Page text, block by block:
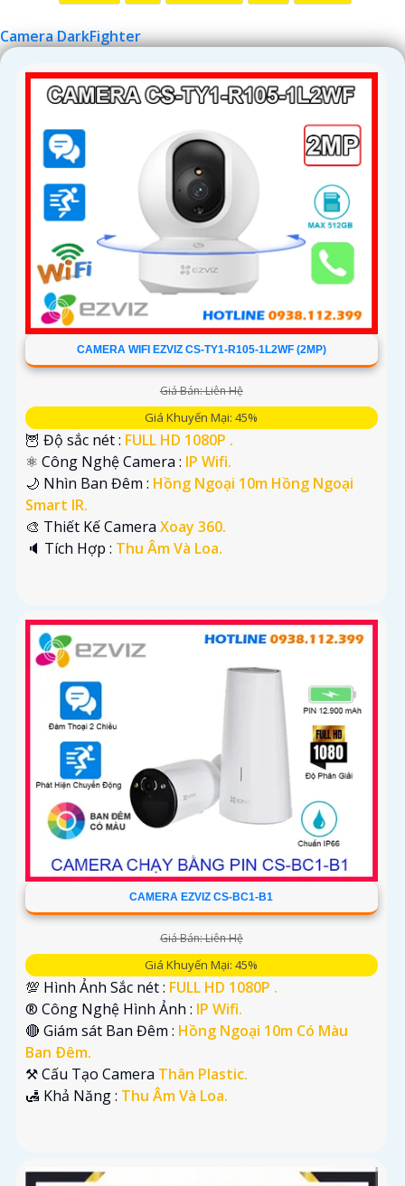
Camera DarkFighter
CAMERA WIFI EZVIZ CS-TY1-R105-1L2WF (2MP)
Giá Bán: Liên Hệ
Giá Khuyến Mại: 45%
🦉 Độ sắc nét : FULL HD 1080P .
⚛️ Công Nghệ Camera : IP Wifi.
🌙 Nhìn Ban Đêm : Hồng Ngoại 10m Hồng Ngoại
Smart IR.
🎨 Thiết Kế Camera Xoay 360.
️🔈 Tích Hợp : Thu Âm Và Loa.
CAMERA EZVIZ CS-BC1-B1
Giá Bán: Liên Hệ
Giá Khuyến Mại: 45%
💯 Hình Ảnh Sắc nét : FULL HD 1080P .
®️ Công Nghệ Hình Ảnh : IP Wifi.
🔴 Giám sát Ban Đêm : Hồng Ngoại 10m Có Màu
Ban Ðêm.
⚒ Cấu Tạo Camera Thân Plastic.
️🛃 Khả Năng : Thu Âm Và Loa.